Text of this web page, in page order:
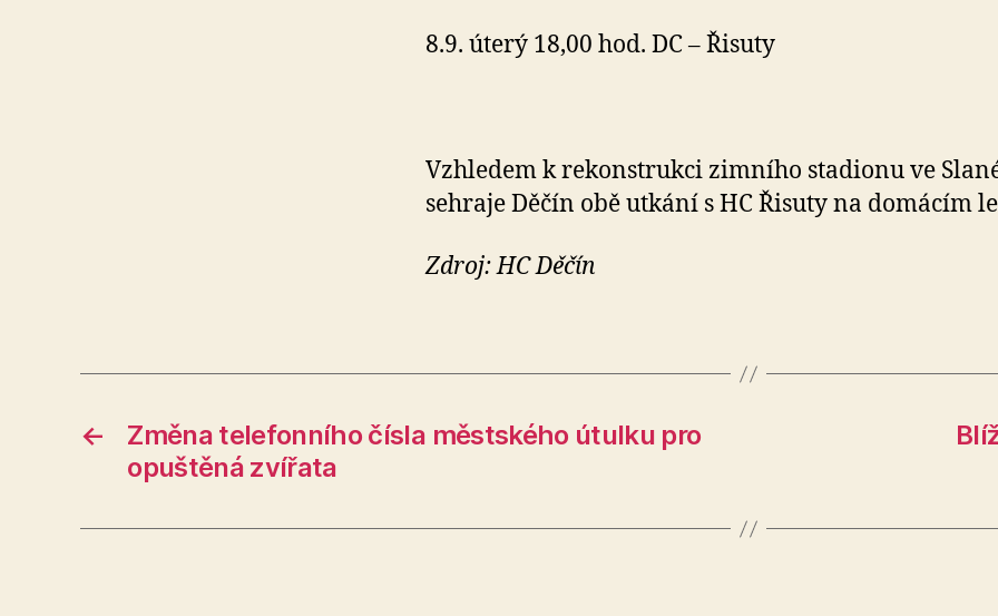
8.9. úterý 18,00 hod. DC – Řisuty
Vzhledem k rekonstrukci zimního stadionu ve
sehraje Děčín obě utkání s HC Řisuty na domácím
Zdroj: HC Děčín
←
Změna telefonního čísla městského útulku pro
opuštěná zvířata